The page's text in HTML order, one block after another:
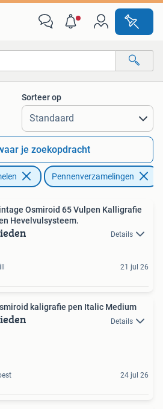
afstanden…
Sorteer op
je zoekopdracht
Pennenverzamelingen
Osmiroid 65 Vulpen Kalligrafie
Hevelvulsysteem.
Details
21 jul 26
kaligrafie pen Italic Medium
Details
24 jul 26